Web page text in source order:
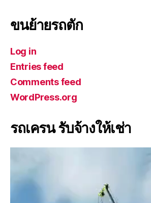
ขนย้ายรถตัก
Log in
Entries feed
Comments feed
WordPress.org
รถเครน รับจ้างให้เช่า